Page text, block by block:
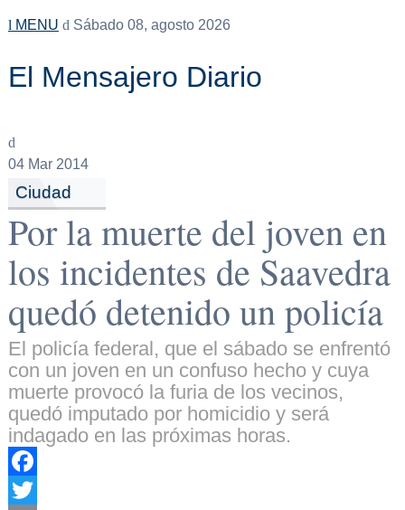
MENU Sábado 08, agosto 2026
El Mensajero Diario
04Mar 2014
Ciudad
Por la muerte del joven en
los incidentes de Saavedra
quedó detenido un policía
El policía federal, que el sábado se enfrentó
con un joven en un confuso hecho y cuya
muerte provocó la furia de los vecinos,
quedó imputado por homicidio y será
indagado en las próximas horas.
Facebook